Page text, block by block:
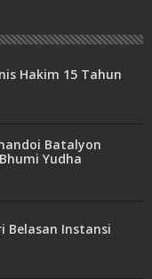
Hakim 15 Tahun
Batalyon
Yudha
Belasan Instansi